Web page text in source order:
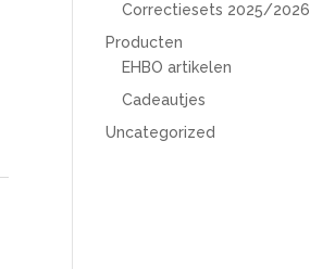
Correctiesets 2025/2026
Producten
EHBO artikelen
Cadeautjes
Uncategorized